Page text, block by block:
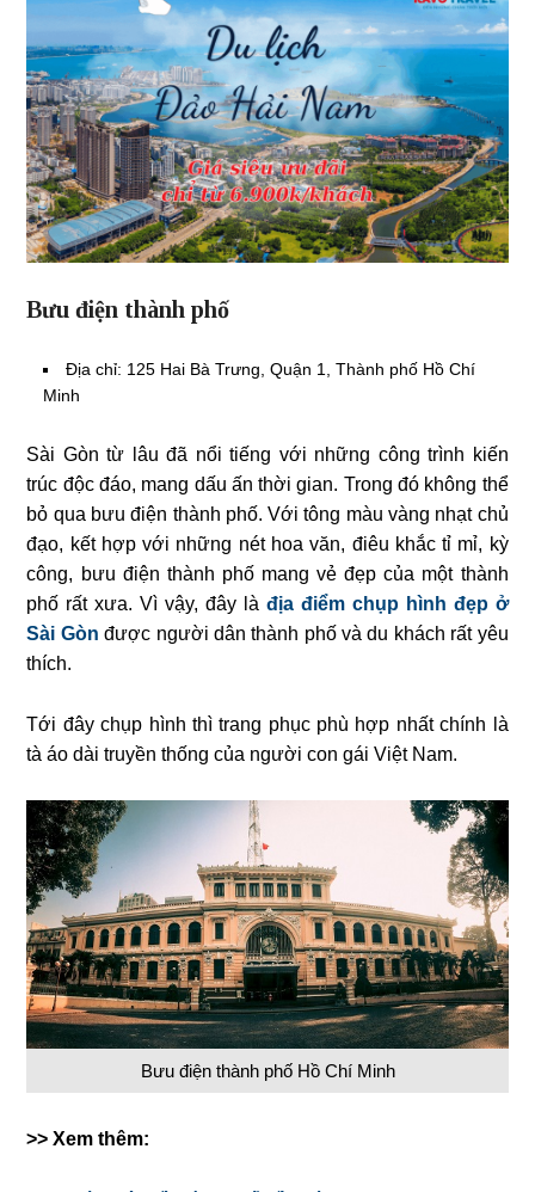
Bưu điện thành phố
Địa chỉ: 125 Hai Bà Trưng, Quận 1, Thành phố Hồ Chí
Minh
Sài Gòn từ lâu đã nổi tiếng với những công trình kiến
trúc độc đáo, mang dấu ấn thời gian. Trong đó không thể
bỏ qua bưu điện thành phố. Với tông màu vàng nhạt chủ
đạo, kết hợp với những nét hoa văn, điêu khắc tỉ mỉ, kỳ
công, bưu điện thành phố mang vẻ đẹp của một thành
phố rất xưa. Vì vậy, đây là địa điểm chụp hình đẹp ở
Sài Gòn được người dân thành phố và du khách rất yêu
thích.
Tới đây chụp hình thì trang phục phù hợp nhất chính là
tà áo dài truyền thống của người con gái Việt Nam.
Bưu điện thành phố Hồ Chí Minh
>> Xem thêm: